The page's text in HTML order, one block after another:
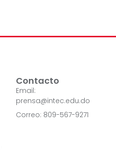
Contacto
Email:
prensa@intec.edu.do
Correo: 809-567-9271